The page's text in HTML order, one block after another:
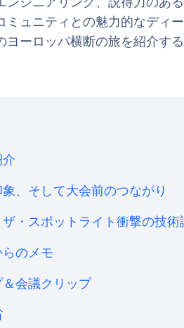
ミュニティとの魅力的なディ
ヨーロッパ横断の旅を紹介する
、そして大会前のつながり
・スポットライト衝撃の技術
のメモ
会議クリップ